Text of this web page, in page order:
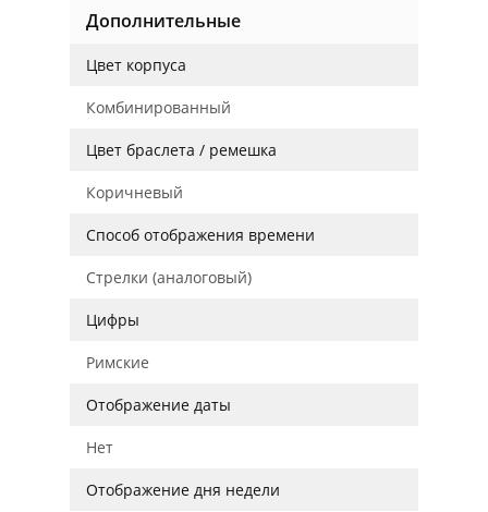
Дополнительные
Цвет корпуса
Комбинированный
Цвет браслета / ремешка
Коричневый
Способ отображения времени
Стрелки (аналоговый)
Цифры
Римские
Отображение даты
Нет
Отображение дня недели